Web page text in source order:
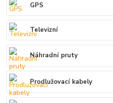
GPS
Televizní
Náhradní pruty
Prodlužovací kabely